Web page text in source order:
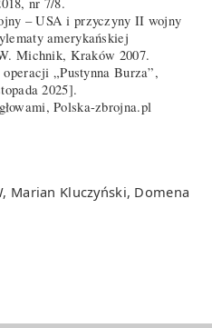
nr 7/8.
– USA i przyczyny II wojny
amerykańskiej
Michnik, Kraków 2007.
„Pustynna Burza”,
2025].
Polska-zbrojna.pl
Marian Kluczyński, Domena